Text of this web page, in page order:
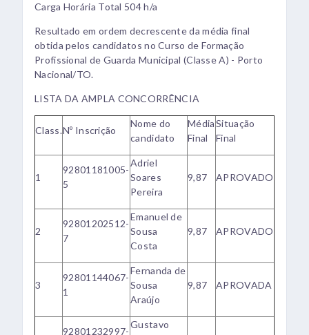
Carga Horária Total 504 h/a
Resultado em ordem decrescente da média final
obtida pelos candidatos no Curso de Formação
Profissional de Guarda Municipal (Classe A) - Porto
Nacional/TO.
LISTA DA AMPLA CONCORRÊNCIA
Class.Nº Inscrição
Nome do
candidato
Média
Final
Situação
Final
1
92801181005-
5
Adriel
Soares
Pereira
9,87 APROVADO
2
92801202512-
7
Emanuel de
Sousa
Costa
9,87 APROVADO
3
92801144067-
1
Fernanda de
Sousa
Araújo
9,87 APROVADA
92801232997-
Gustavo